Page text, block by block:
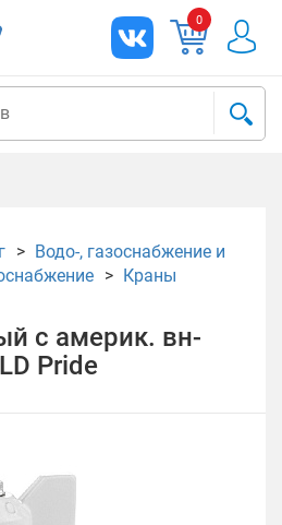
0
Водо-, газоснабжение и
Краны
с америк. вн-
Pride